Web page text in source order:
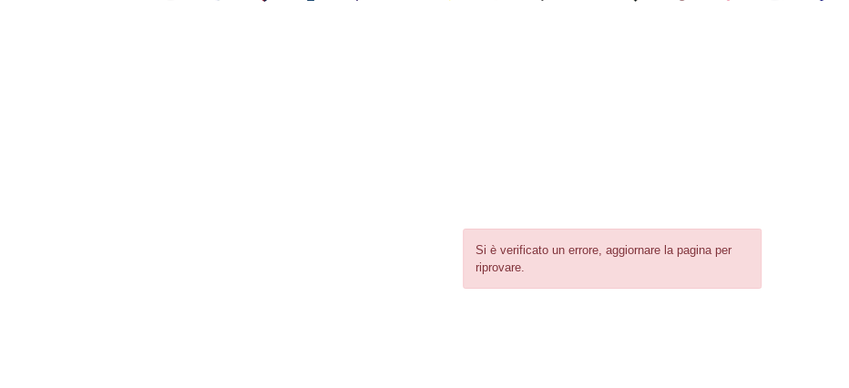
Si è verificato un errore, aggiornare la pagina per
riprovare.